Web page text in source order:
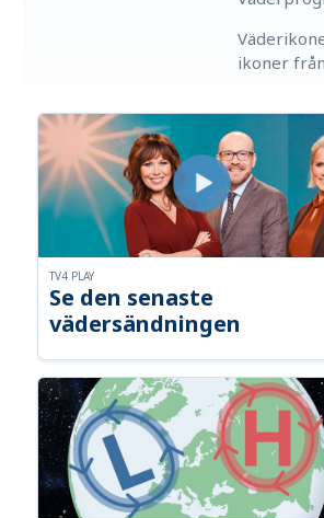
ikoner
Se den senaste
vädersändningen
TV4 PLAY